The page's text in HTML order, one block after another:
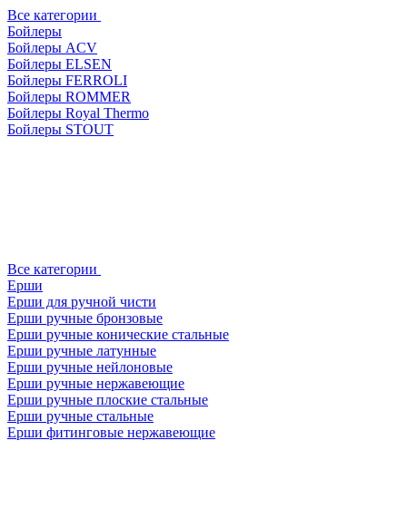
Все категории
Бойлеры
Бойлеры ACV
Бойлеры ELSEN
Бойлеры FERROLI
Бойлеры ROMMER
Бойлеры Royal Thermo
Бойлеры STOUT
Все категории
Ерши
Ерши для ручной чисти
Ерши ручные бронзовые
Ерши ручные конические стальные
Ерши ручные латунные
Ерши ручные нейлоновые
Ерши ручные нержавеющие
Ерши ручные плоские стальные
Ерши ручные стальные
Ерши фитинговые нержавеющие